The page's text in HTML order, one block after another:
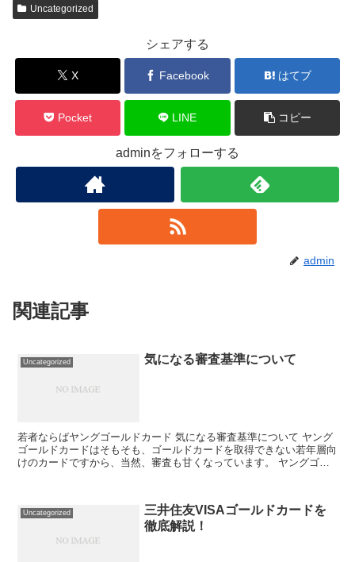
Uncategorized
シェアする
X Facebook はてブ
Pocket LINE コピー
adminをフォローする
admin
関連記事
Uncategorized 気になる審査基準について
若者ならばヤングゴールドカード 気になる審査基準について ヤング
ゴールドカードはそもそも、ゴールドカードを取得できない若年層向
けのカードですから、当然、審査も甘くなっています。 ヤングゴー
Uncategorized
三井住友VISAゴールドカードを
徹底解説！